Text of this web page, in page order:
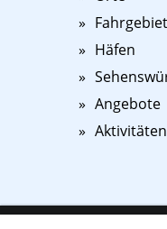
Häfen
Angebote
Aktivitäten